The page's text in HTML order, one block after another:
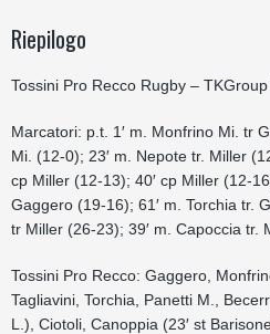
Riepilogo
Tossini Pro Recco Rugby –
Marcatori: p.t. 1′ m. Monfrino Mi. tr
Mi. (12-0); 23′ m. Nepote tr. Miller
cp Miller (12-13); 40′ cp Miller (12-
Gaggero (19-16); 61′ m. Torchia tr.
tr Miller (26-23); 39′ m. Capoccia tr.
Tossini Pro Recco: Gaggero,
Tagliavini, Torchia, Panetti M.,
L.), Ciotoli, Canoppia (23′ st